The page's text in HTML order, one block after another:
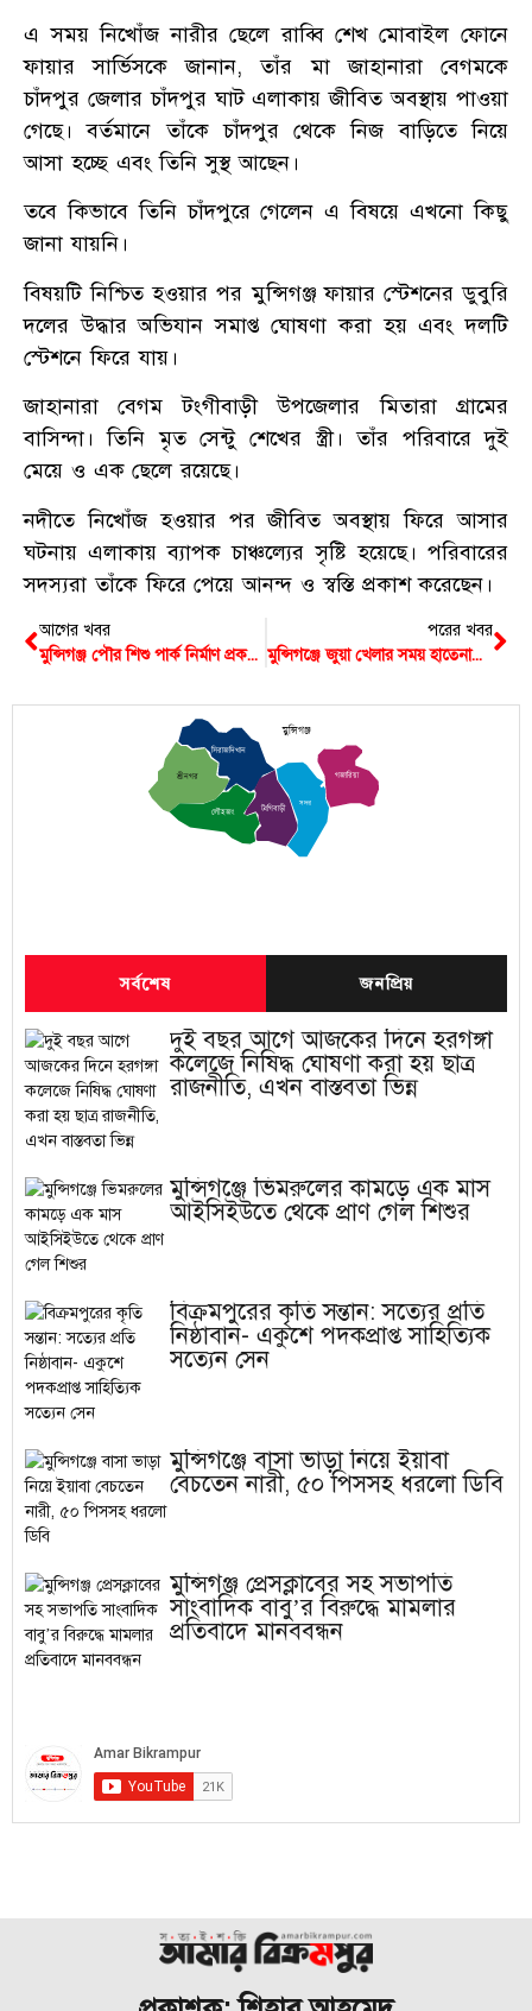
এ সময় নিখোঁজ নারীর ছেলে রাব্বি শেখ মোবাইল ফোনে
ফায়ার সার্ভিসকে জানান, তাঁর মা জাহানারা বেগমকে
চাঁদপুর জেলার চাঁদপুর ঘাট এলাকায় জীবিত অবস্থায় পাওয়া
গেছে। বর্তমানে তাঁকে চাঁদপুর থেকে নিজ বাড়িতে নিয়ে
আসা হচ্ছে এবং তিনি সুস্থ আছেন।
তবে কিভাবে তিনি চাঁদপুরে গেলেন এ বিষয়ে এখনো কিছু
জানা যায়নি।
বিষয়টি নিশ্চিত হওয়ার পর মুন্সিগঞ্জ ফায়ার স্টেশনের ডুবুরি
দলের উদ্ধার অভিযান সমাপ্ত ঘোষণা করা হয় এবং দলটি
স্টেশনে ফিরে যায়।
জাহানারা বেগম টংগীবাড়ী উপজেলার মিতারা গ্রামের
বাসিন্দা। তিনি মৃত সেন্টু শেখের স্ত্রী। তাঁর পরিবারে দুই
মেয়ে ও এক ছেলে রয়েছে।
নদীতে নিখোঁজ হওয়ার পর জীবিত অবস্থায় ফিরে আসার
ঘটনায় এলাকায় ব্যাপক চাঞ্চল্যের সৃষ্টি হয়েছে। পরিবারের
সদস্যরা তাঁকে ফিরে পেয়ে আনন্দ ও স্বস্তি প্রকাশ করেছেন।
আগের খবর
মুন্সিগঞ্জ পৌর শিশু পার্ক নির্মাণ প্রকল্পে ধীরগতি, ঘোষিত সময়ে হচ্ছে না উদ্বোধন
পরের খবর
মুন্সিগঞ্জে জুয়া খেলার সময় হাতেনাতে ধরা ৮ জন
শ্রীনগর
সিরাজদিখান
টংগিবাড়ী
সদর
গজারিয়া
লৌহজং
মুন্সিগঞ্জ
সর্বশেষ জনপ্রিয়
দুই বছর আগে আজকের দিনে হরগঙ্গা
কলেজে নিষিদ্ধ ঘোষণা করা হয় ছাত্র
রাজনীতি, এখন বাস্তবতা ভিন্ন
মুন্সিগঞ্জে ভিমরুলের কামড়ে এক মাস
আইসিইউতে থেকে প্রাণ গেল শিশুর
বিক্রমপুরের কৃতি সন্তান: সত্যের প্রতি
নিষ্ঠাবান- একুশে পদকপ্রাপ্ত সাহিত্যিক
সত্যেন সেন
মুন্সিগঞ্জে বাসা ভাড়া নিয়ে ইয়াবা
বেচতেন নারী, ৫০ পিসসহ ধরলো ডিবি
মুন্সিগঞ্জ প্রেসক্লাবের সহ সভাপতি
সাংবাদিক বাবু’র বিরুদ্ধে মামলার
প্রতিবাদে মানববন্ধন